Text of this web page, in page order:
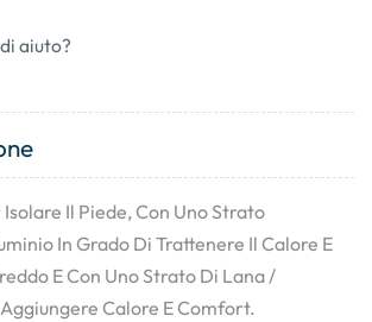
aiuto?
Il Piede, Con Uno Strato
In Grado Di Trattenere Il Calore E
E Con Uno Strato Di Lana /
Calore E Comfort.